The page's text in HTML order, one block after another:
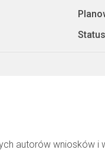
autorów wniosków